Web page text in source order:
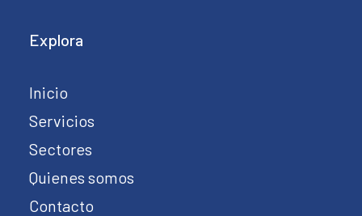
Explora
Inicio
Servicios
Sectores
Quienes somos
Contacto